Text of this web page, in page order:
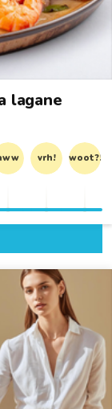
lagane
vrh! woot?!